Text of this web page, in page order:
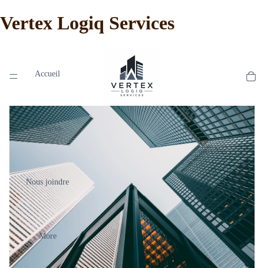
Vertex Logiq Services
Accueil
Services
Nous joindre
More